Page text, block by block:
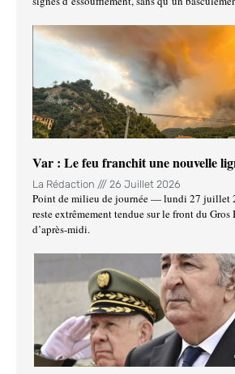
Var : Le feu franchit une nouvelle
La Rédaction 26 Juillet 2026
Point de milieu de journée — lundi 27 juillet
reste extrêmement tendue sur le front du
d’après-midi.